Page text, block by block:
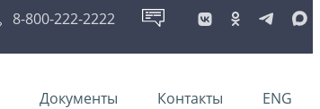
8-800-222-2222
Документы Контакты ENG